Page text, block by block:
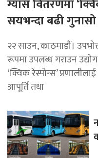
ग्यास वितरणमा
सयभन्दा बढी
२२ साउन, काठमाडाैं।
रूपमा उपलब्ध गराउन
‘क्विक रेस्पोन्स’
आपूर्ति तथा